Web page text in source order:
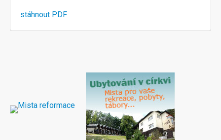
stáhnout PDF